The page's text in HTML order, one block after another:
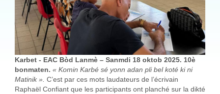
Karbet - EAC Bòd Lanmè – Sanmdi 18 oktob 2025. 10è
bonmaten. « Komin Karbé sé yonn adan pli bel koté ki ni
Matinik ». C’est par ces mots laudateurs de l’écrivain
Raphaël Confiant que les participants ont planché sur la dikté